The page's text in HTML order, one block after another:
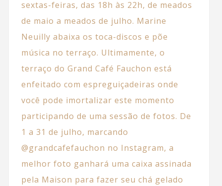
sextas-feiras, das 18h às 22h, de meados
de maio a meados de julho. Marine
Neuilly abaixa os toca-discos e põe
música no terraço. Ultimamente, o
terraço do Grand Café Fauchon está
enfeitado com espreguiçadeiras onde
você pode imortalizar este momento
participando de uma sessão de fotos. De
1 a 31 de julho, marcando
@grandcafefauchon no Instagram, a
melhor foto ganhará uma caixa assinada
pela Maison para fazer seu chá gelado